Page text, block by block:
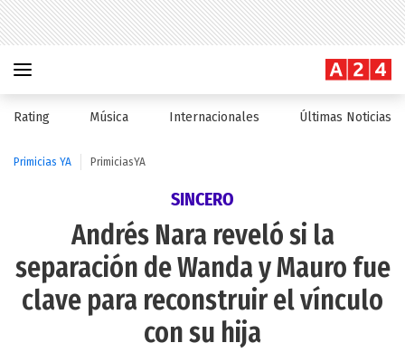
Rating Música Internacionales Últimas Noticias
Primicias YA PrimiciasYA
SINCERO
Andrés Nara reveló si la
separación de Wanda y Mauro fue
clave para reconstruir el vínculo
con su hija